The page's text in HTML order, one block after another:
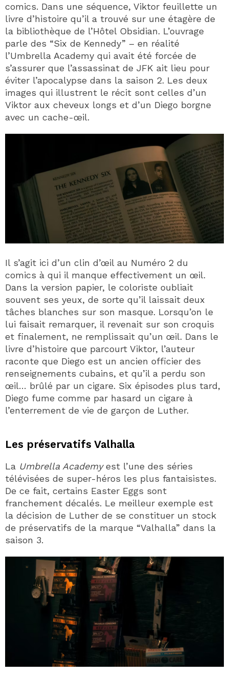
comics. Dans une séquence, Viktor feuillette un
livre d’histoire qu’il a trouvé sur une étagère de
la bibliothèque de l’Hôtel Obsidian. L’ouvrage
parle des “Six de Kennedy” – en réalité
l’Umbrella Academy qui avait été forcée de
s’assurer que l’assassinat de JFK ait lieu pour
éviter l’apocalypse dans la saison 2. Les deux
images qui illustrent le récit sont celles d’un
Viktor aux cheveux longs et d’un Diego borgne
avec un cache-œil.
Il s’agit ici d’un clin d’œil au Numéro 2 du
comics à qui il manque effectivement un œil.
Dans la version papier, le coloriste oubliait
souvent ses yeux, de sorte qu’il laissait deux
tâches blanches sur son masque. Lorsqu’on le
lui faisait remarquer, il revenait sur son croquis
et finalement, ne remplissait qu’un œil. Dans le
livre d’histoire que parcourt Viktor, l’auteur
raconte que Diego est un ancien officier des
renseignements cubains, et qu’il a perdu son
œil… brûlé par un cigare. Six épisodes plus tard,
Diego fume comme par hasard un cigare à
l’enterrement de vie de garçon de Luther.
Les préservatifs Valhalla
La Umbrella Academyest l’une des séries
télévisées de super-héros les plus fantaisistes.
De ce fait, certains Easter Eggs sont
franchement décalés. Le meilleur exemple est
la décision de Luther de se constituer un stock
de préservatifs de la marque “Valhalla” dans la
saison 3.